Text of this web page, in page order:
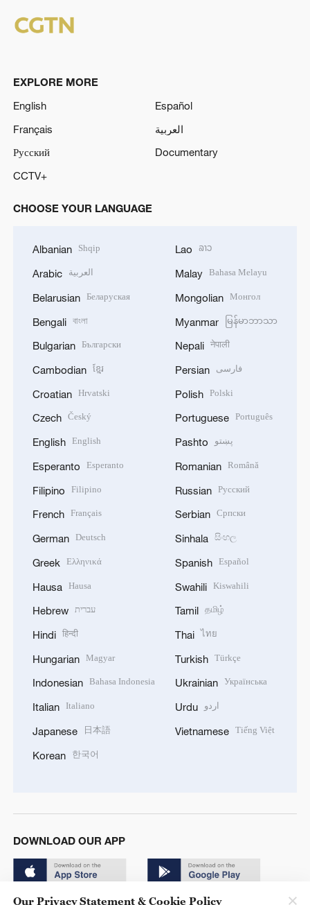
EXPLORE MORE
English
Español
Français
العربية
Русский
Documentary
CCTV+
CHOOSE YOUR LANGUAGE
Albanian Shqip
Arabic العربية
Belarusian Беларуская
Bengali বাংলা
Bulgarian Български
Cambodian ខ្មែរ
Croatian Hrvatski
Czech Český
English English
Esperanto Esperanto
Filipino Filipino
French Français
German Deutsch
Greek Ελληνικά
Hausa Hausa
Hebrew עברית
Hindi हिन्दी
Hungarian Magyar
Indonesian Bahasa Indonesia
Italian Italiano
Japanese 日本語
Korean 한국어
Lao ລາວ
Malay Bahasa Melayu
Mongolian Монгол
Myanmar မြန်မာဘာသာ
Nepali नेपाली
Persian فارسی
Polish Polski
Portuguese Português
Pashto پښتو
Romanian Română
Russian Русский
Serbian Српски
Sinhala සිංහල
Spanish Español
Swahili Kiswahili
Tamil தமிழ்
Thai ไทย
Turkish Türkçe
Ukrainian Українська
Urdu اردو
Vietnamese Tiếng Việt
DOWNLOAD OUR APP
Our Privacy Statement & Cookie Policy